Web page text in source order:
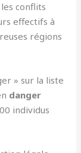
conflits
effectifs à
régions
» sur la liste
danger
individus